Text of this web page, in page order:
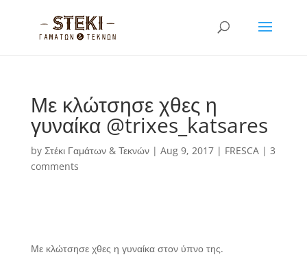
Με κλώτσησε χθες η
γυναίκα @trixes_katsares
by Στέκι Γαμάτων & Τεκνών| Aug 9, 2017| FRESCA| 3
comments
Με κλώτσησε χθες η γυναίκα στον ύπνο της.